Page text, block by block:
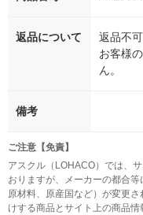
返品について
返品不可
お客様
ん。
備考
ご注意【免責】
アスクル（LOHACO）では、
おりますが、メーカーの都合等
原材料、原産国など）が変更
けする商品とサイト上の商品